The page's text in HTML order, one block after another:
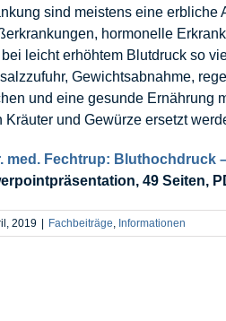
sind meistens eine
hormonelle
bei leicht erhöhtem Blutdruck so
Gewichtsabnahme,
und eine gesunde Ernährung
Kräuter und Gewürze ersetzt
med. Fechtrup: Bluthochdruck
49 Seiten,
2019 Fachbeiträge, Informationen